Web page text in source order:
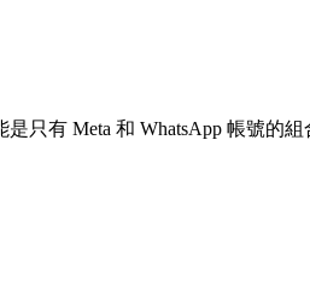
只有 Meta 和 WhatsApp 帳號的組